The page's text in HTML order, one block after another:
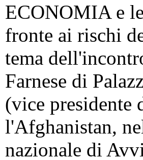
ECONOMIA e
fronte ai rischi
tema
Farnese di
(vice presidente
l'Afghanistan,
nazionale di